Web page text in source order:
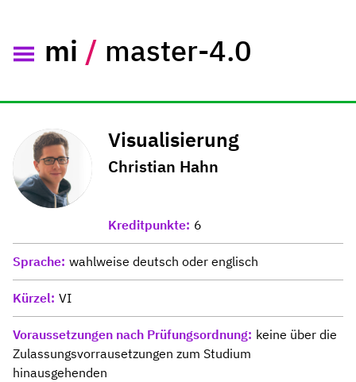
mi / master-4.0
Visualisierung
Christian Hahn
Kreditpunkte 6
Sprache wahlweise deutsch oder englisch
Kürzel VI
Voraussetzungen nach Prüfungsordnung keine über die
Zulassungsvorrausetzungen zum Studium
hinausgehenden